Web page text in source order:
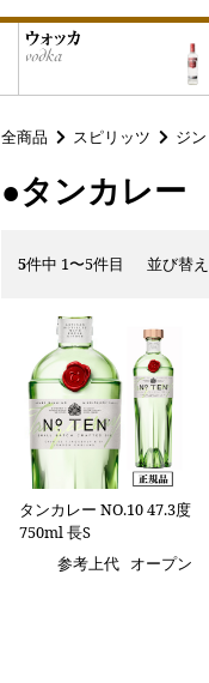
全商品 スピリッツ ジン
●タンカレー
5件中 1〜5件目 並び替え
タンカレー NO.10 47.3度
750ml 長S
参考上代 オープン